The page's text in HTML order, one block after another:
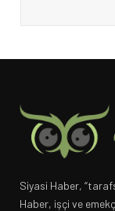
Siyasi Haber,
Haber, işçi ve